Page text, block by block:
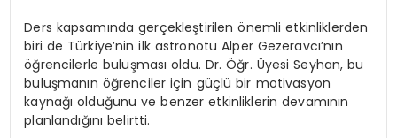
Ders kapsamında gerçekleştirilen önemli etkinliklerden
biri de Türkiye’nin ilk astronotu Alper Gezeravcı’nın
öğrencilerle buluşması oldu. Dr. Öğr. Üyesi Seyhan, bu
buluşmanın öğrenciler için güçlü bir motivasyon
kaynağı olduğunu ve benzer etkinliklerin devamının
planlandığını belirtti.